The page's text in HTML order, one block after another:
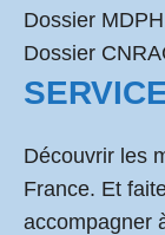
Dossier MDPH
Dossier
Découvrir les
France. Et
accompagner